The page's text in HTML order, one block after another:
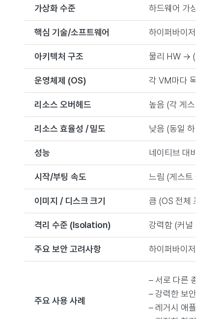
가상화 수준 하드웨어 가상화
핵심 기술/소프트웨어 하이퍼바이저
아키텍처 구조 물리 HW → (호스
운영체제 (OS) 각 VM마다 독립적
리소스 오버헤드 높음 (각 게스트 OS
리소스 효율성 / 밀도 낮음 (동일 하드웨
성능 네이티브 대비 약간
시작/부팅 속도 느림 (게스트 OS 부
이미지 / 디스크 크기 큼 (OS 전체 포함,
격리 수준 (Isolation) 강력함 (커널 분리,
주요 보안 고려사항 하이퍼바이저 보안
주요 사용 사례
– 서로 다른 종류의
– 강력한 보안 격리
– 레거시 애플리케